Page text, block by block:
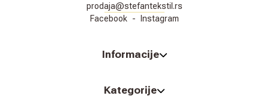
prodaja@stefantekstil.rs
Facebook - Instagram
Informacije
Kategorije